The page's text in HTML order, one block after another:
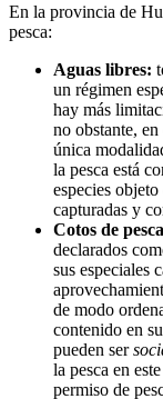
En la provincia de
pesca:
Aguas libres:
un régimen
hay más
no obstante,
única
la pesca está
especies
capturadas y
Cotos de
declarados
sus especiales
de modo
contenido en
pueden ser
la pesca en
permiso de